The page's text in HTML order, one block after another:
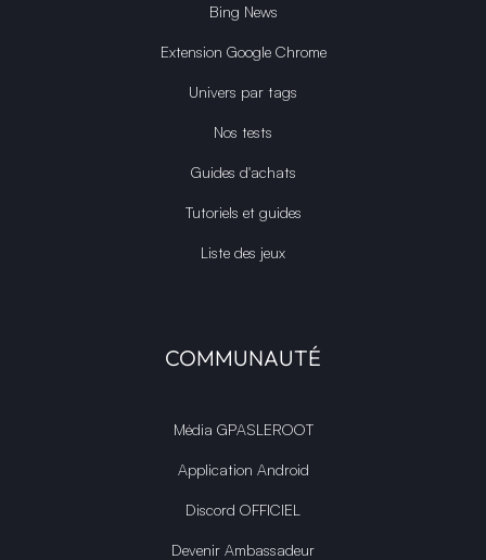
Bing News
Extension Google Chrome
Univers par tags
Nos tests
Guides d'achats
Tutoriels et guides
Liste des jeux
COMMUNAUTÉ
Média GPASLEROOT
Application Android
Discord OFFICIEL
Devenir Ambassadeur